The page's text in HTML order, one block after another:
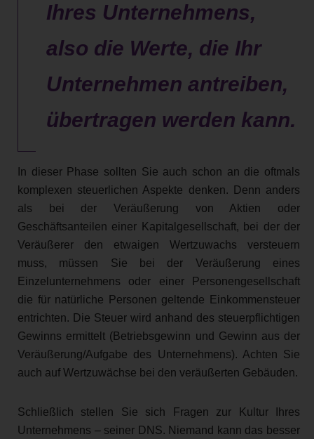
Ihres Unternehmens,
also die Werte, die Ihr
Unternehmen antreiben,
übertragen werden kann.
In dieser Phase sollten Sie auch schon an die oftmals
komplexen steuerlichen Aspekte denken. Denn anders
als bei der Veräußerung von Aktien oder
Geschäftsanteilen einer Kapitalgesellschaft, bei der der
Veräußerer den etwaigen Wertzuwachs versteuern
muss, müssen Sie bei der Veräußerung eines
Einzelunternehmens oder einer Personengesellschaft
die für natürliche Personen geltende Einkommensteuer
entrichten. Die Steuer wird anhand des steuerpflichtigen
Gewinns ermittelt (Betriebsgewinn und Gewinn aus der
Veräußerung/Aufgabe des Unternehmens). Achten Sie
auch auf Wertzuwächse bei den veräußerten Gebäuden.
Schließlich stellen Sie sich Fragen zur Kultur Ihres
Unternehmens – seiner DNS. Niemand kann das besser